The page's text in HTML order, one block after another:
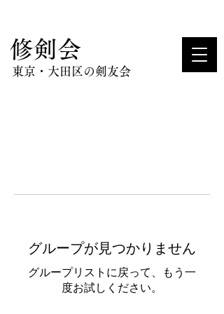
​修剣会
東京・大田区の剣友会
グループが見つかりません
グループリストに戻って、もう一
度お試しください。